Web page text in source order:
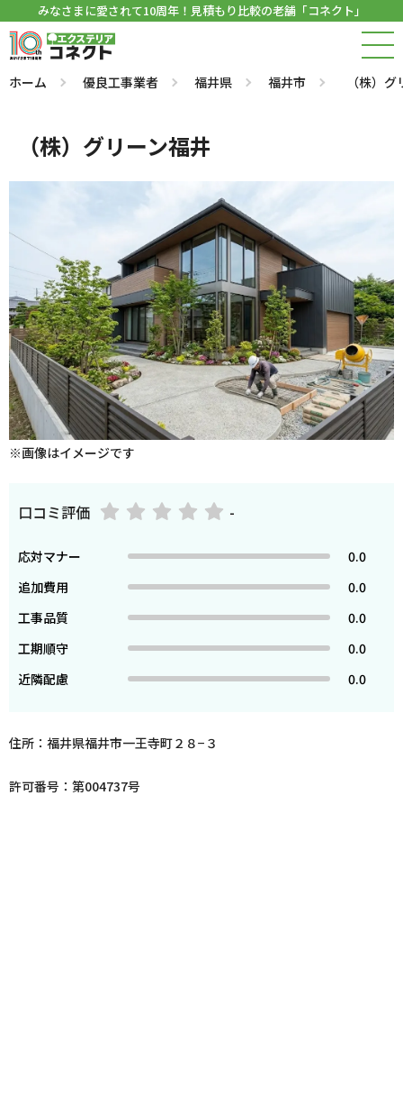
みなさまに愛されて10周年！見積もり比較の老舗「コネクト」
ホーム 優良工事業者 福井県 福井市 （株）
（株）グリーン福井
※画像はイメージです
口コミ評価 -
応対マナー
0.0
追加費用
0.0
工事品質
0.0
工期順守
0.0
近隣配慮
0.0
住所：福井県福井市一王寺町２８−３
許可番号：第004737号